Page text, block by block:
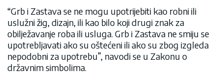
“Grb i Zastava se ne mogu upotrijebiti kao robni ili
uslužni žig, dizajn, ili kao bilo koji drugi znak za
obilježavanje roba ili usluga. Grb i Zastava ne smiju se
upotrebljavati ako su oštećeni ili ako su zbog izgleda
nepodobni za upotrebu”, navodi se u Zakonu o
državnim simbolima.